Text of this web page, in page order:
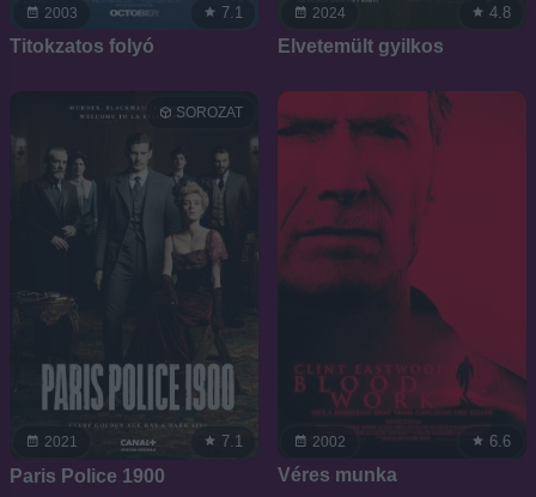
2003 7.1
Titokzatos folyó
2024 4.8
Elvetemült gyilkos
2021
SOROZAT
7.1
Paris Police 1900
2002 6.6
Véres munka